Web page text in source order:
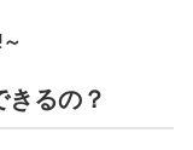
るの？